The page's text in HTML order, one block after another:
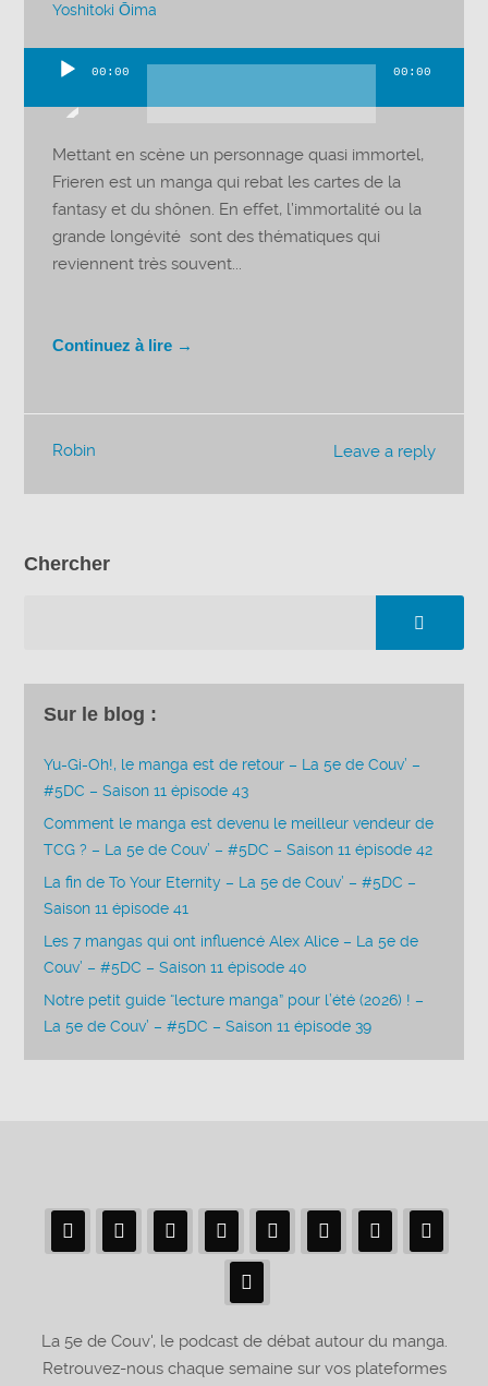
Yoshitoki Ōima
audio
00:00 00:00
Mettant en scène un personnage quasi immortel,
Frieren est un manga qui rebat les cartes de la
fantasy et du shônen. En effet, l’immortalité ou la
grande longévité sont des thématiques qui
reviennent très souvent...
Continuez à lire →
Leave a reply
Robin
Chercher
Sur le blog :
Yu-Gi-Oh!, le manga est de retour – La 5e de Couv’ –
#5DC – Saison 11 épisode 43
Comment le manga est devenu le meilleur vendeur de
TCG ? – La 5e de Couv’ – #5DC – Saison 11 épisode 42
La fin de To Your Eternity – La 5e de Couv’ – #5DC –
Saison 11 épisode 41
Les 7 mangas qui ont influencé Alex Alice – La 5e de
Couv’ – #5DC – Saison 11 épisode 40
Notre petit guide “lecture manga” pour l’été (2026) ! –
La 5e de Couv’ – #5DC – Saison 11 épisode 39
La 5e de Couv', le podcast de débat autour du manga.
Retrouvez-nous chaque semaine sur vos plateformes